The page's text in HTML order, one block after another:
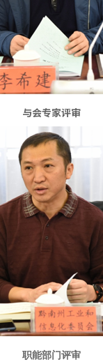
与会专家评审
职能部门评审